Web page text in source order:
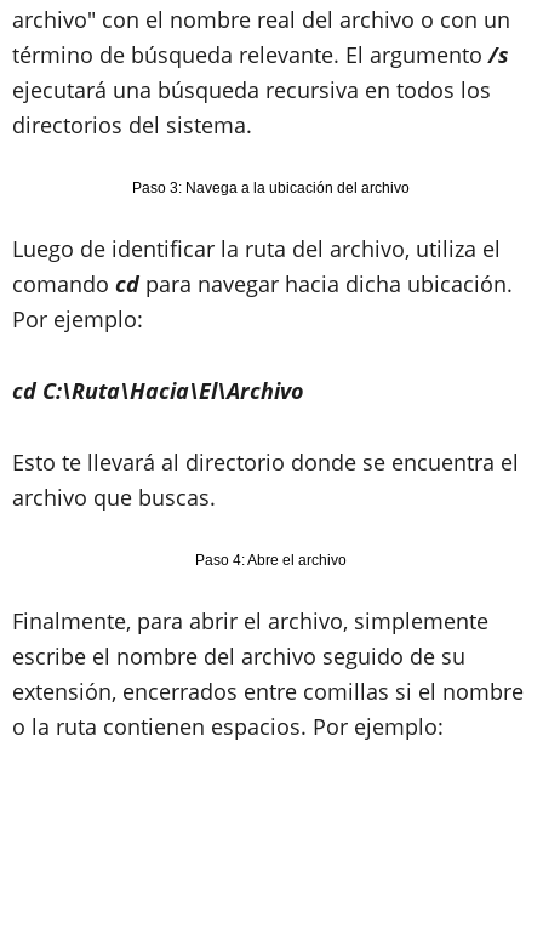
archivo" con el nombre real del archivo o con un
término de búsqueda relevante. El argumento /s
ejecutará una búsqueda recursiva en todos los
directorios del sistema.
Paso 3: Navega a la ubicación del archivo
Luego de identificar la ruta del archivo, utiliza el
comando cd para navegar hacia dicha ubicación.
Por ejemplo:
cd C:\Ruta\Hacia\El\Archivo
Esto te llevará al directorio donde se encuentra el
archivo que buscas.
Paso 4: Abre el archivo
Finalmente, para abrir el archivo, simplemente
escribe el nombre del archivo seguido de su
extensión, encerrados entre comillas si el nombre
o la ruta contienen espacios. Por ejemplo: